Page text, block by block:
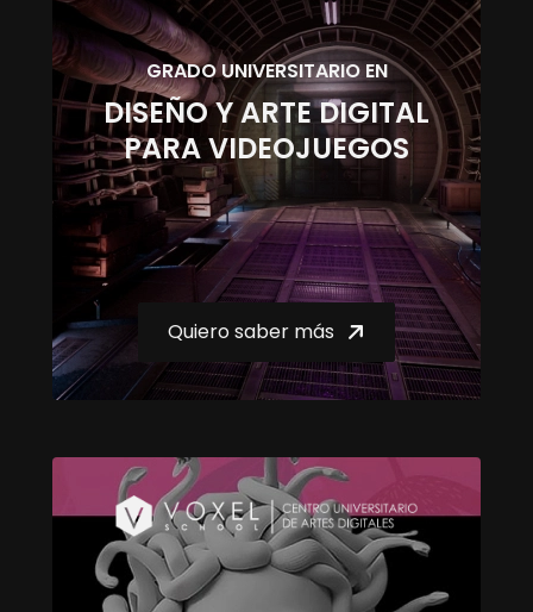
GRADO UNIVERSITARIO EN
DISEÑO Y ARTE DIGITAL
PARA VIDEOJUEGOS
Quiero saber más